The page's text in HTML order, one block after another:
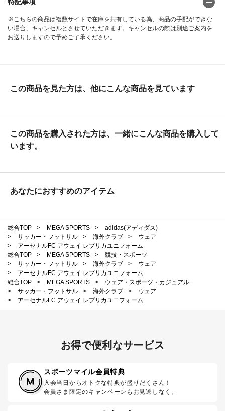
※こちらの商品は複数サイトで在庫を共有している為、商品の手配ができな
い場合、キャンセルとさせていただきます。キャンセルの際は別途ご案内を
お送りしますので予めご了承ください。
この商品を見た方は、他にこんな商品を見ています
この商品を購入された方は、一緒にこんな商品を購入して
います。
あなたにおすすめのアイテム
総合TOP > MEGA SPORTS >
adidas(アディダス)
>
サッカー・フットサル > 海外クラブ >
ウェア
>
アーセナルFC アウェイ レプリカユニフォーム
総合TOP
> MEGA SPORTS >
競技・スポーツ
>
サッカー・フットサル > 海外クラブ >
ウェア
>
アーセナルFC アウェイ レプリカユニフォーム
総合TOP
> MEGA SPORTS >
ウェア・スポーツ・カジュアル
>
サッカー・フットサル > 海外クラブ >
ウェア
>
アーセナルFC アウェイ レプリカユニフォーム
お得で便利なサービス
スポーツマイル会員特典
入会当日からオトクな特典が盛りだくさん！
会員さま限定のキャンペーンもお見逃しなく。